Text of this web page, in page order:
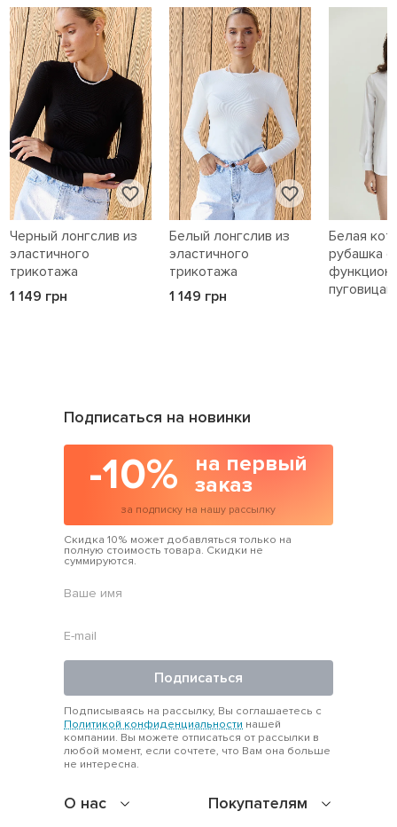
Черный лонгслив из
эластичного
трикотажа
1 149 грн
Белый лонгслив из
эластичного
трикотажа
1 149 грн
Белая
рубашка с
О нас Покупателям
Подписаться на новинки
-10%
на первый
заказ
за подписку на нашу рассылку
Скидка 10% может добавляться только на
полную стоимость товара. Скидки не
суммируются.
Подписаться
Подписываясь на рассылку, Вы соглашаетесь с
Политикой конфиденциальности нашей
компании. Вы можете отписаться от рассылки в
любой момент, если сочтете, что Вам она больше
не интересна.